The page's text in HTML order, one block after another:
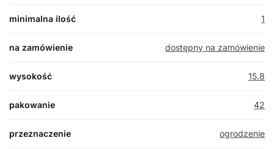
minimalna ilość 1
na zamówienie dostępny na zamówienie
wysokość 15.8
pakowanie 42
przeznaczenie ogrodzenie